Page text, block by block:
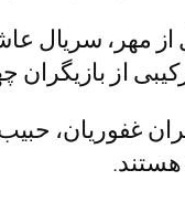
از
غفوریان،
هستند.